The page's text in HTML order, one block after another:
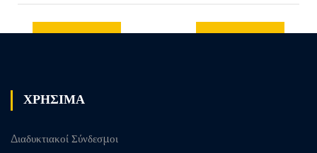
ΧΡΗΣΙΜΑ
Διαδυκτιακοί Σύνδεσμοι